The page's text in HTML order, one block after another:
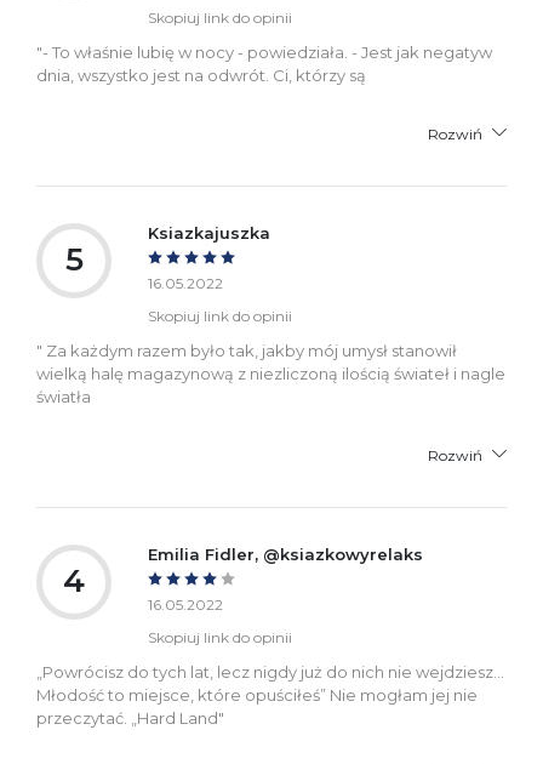
Skopiuj link do opinii
"- To wła­śnie lubię w nocy - powiedziała. - Jest jak negatyw
dnia, wszystko jest na odwrót. Ci, którzy są
Rozwiń
5
Ksiazkajuszka
16.05.2022
Skopiuj link do opinii
" Za każdym razem było tak, jakby mój umysł stanowił
wielką halę magazynową z niezliczoną ilością świateł i nagle
światła
Rozwiń
4
Emilia Fidler, @ksiazkowyrelaks
16.05.2022
Skopiuj link do opinii
„Powrócisz do tych lat, lecz nigdy już do nich nie wejdziesz…
Młodość to miejsce, które opuściłeś” Nie mogłam jej nie
przeczytać. „Hard Land"